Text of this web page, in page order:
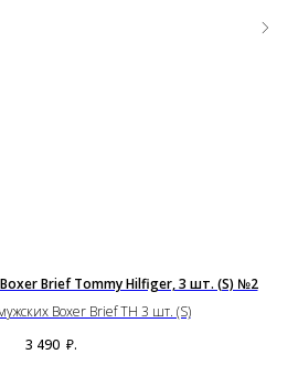
Brief Tommy Hilfiger, 3 шт. (S) №2
Boxer Brief TH 3 шт. (S)
3 490 ₽.